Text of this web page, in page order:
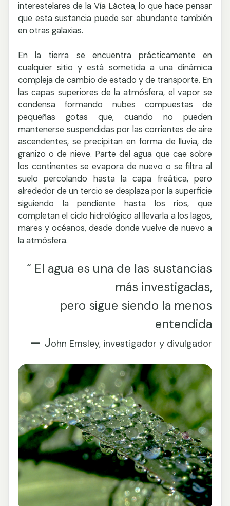
interestelares de la Vía Láctea, lo que hace pensar
que esta sustancia puede ser abundante también
en otras galaxias.
En la tierra se encuentra prácticamente en
cualquier sitio y está sometida a una dinámica
compleja de cambio de estado y de transporte. En
las capas superiores de la atmósfera, el vapor se
condensa formando nubes compuestas de
pequeñas gotas que, cuando no pueden
mantenerse suspendidas por las corrientes de aire
ascendentes, se precipitan en forma de lluvia, de
granizo o de nieve. Parte del agua que cae sobre
los continentes se evapora de nuevo o se filtra al
suelo percolando hasta la capa freática, pero
alrededor de un tercio se desplaza por la superficie
siguiendo la pendiente hasta los ríos, que
completan el ciclo hidrológico al llevarla a los lagos,
mares y océanos, desde donde vuelve de nuevo a
la atmósfera.
“ El agua es una de las sustancias
más investigadas,
pero sigue siendo la menos
entendida
— John Emsley, investigador y divulgador